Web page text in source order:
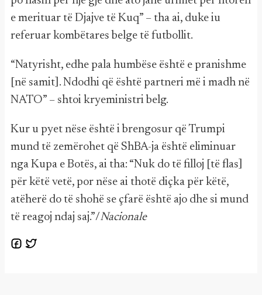
e merituar të Djajve të Kuq” – tha ai, duke iu
referuar kombëtares belge të futbollit.
“Natyrisht, edhe pala humbëse është e pranishme
[në samit]. Ndodhi që është partneri më i madh në
NATO” – shtoi kryeministri belg.
Kur u pyet nëse është i brengosur që Trumpi
mund të zemërohet që ShBA-ja është eliminuar
nga Kupa e Botës, ai tha: “Nuk do të filloj [të flas]
për këtë vetë, por nëse ai thotë diçka për këtë,
atëherë do të shohë se çfarë është ajo dhe si mund
të reagoj ndaj saj.”/Nacionale